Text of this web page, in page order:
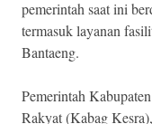
pemerintah saat ini
termasuk layanan
Bantaeng.
Pemerintah
Rakyat (Kabag